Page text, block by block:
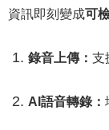
資訊即刻變成可
錄音上傳： 支
AI語音轉錄：